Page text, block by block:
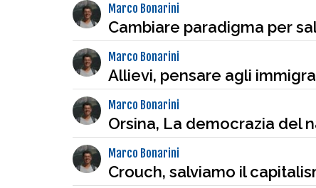
Marco Bonarini
Cambiare paradigma per
Marco Bonarini
Allievi, pensare agli
Marco Bonarini
Orsina, La democrazia del
Marco Bonarini
Crouch, salviamo il